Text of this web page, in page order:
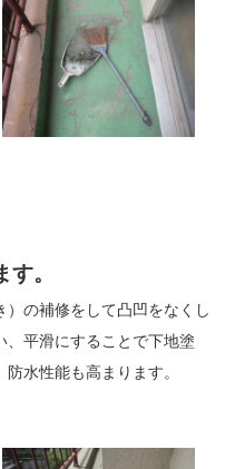
。
の補修をして凸凹をなくし
、平滑にすることで下地塗
水性能も高まります。